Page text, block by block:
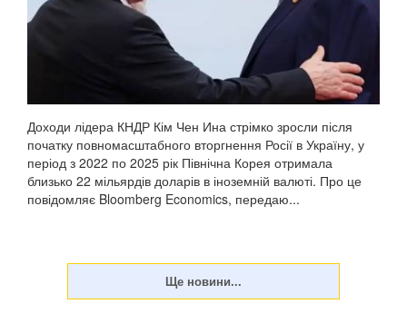
Доходи лідера КНДР Кім Чен Ина стрімко зросли після
початку повномасштабного вторгнення Росії в Україну, у
період з 2022 по 2025 рік Північна Корея отримала
близько 22 мільярдів доларів в іноземній валюті. Про це
повідомляє Bloomberg Economics, передаю...